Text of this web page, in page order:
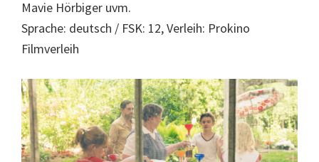
Mavie Hörbiger uvm.
Sprache: deutsch / FSK: 12, Verleih: Prokino
Filmverleih